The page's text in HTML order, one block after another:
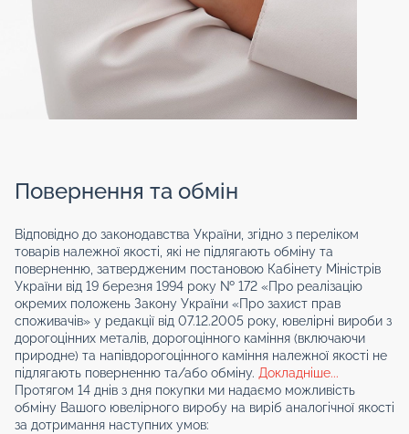
Повернення та обмін
Відповідно до законодавства України, згідно з переліком
товарів належної якості, які не підлягають обміну та
поверненню, затвердженим постановою Кабінету Міністрів
України від 19 березня 1994 року № 172 «Про реалізацію
окремих положень Закону України «Про захист прав
споживачів» у редакції від 07.12.2005 року, ювелірні вироби з
дорогоцінних металів, дорогоцінного каміння (включаючи
природне) та напівдорогоцінного каміння належної якості не
підлягають поверненню та/або обміну. Докладніше...
Протягом 14 днів з дня покупки ми надаємо можливість
обміну Вашого ювелірного виробу на виріб аналогічної якості
за дотримання наступних умов: